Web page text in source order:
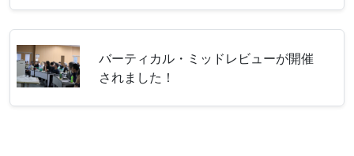
バーティカル・ミッドレビューが開催
されました！